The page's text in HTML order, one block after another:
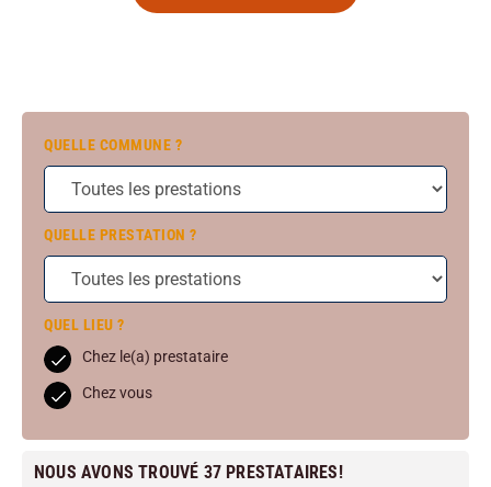
QUELLE COMMUNE ?
QUELLE PRESTATION ?
QUEL LIEU ?
Chez le(a) prestataire
Chez vous
NOUS AVONS TROUVÉ 37 PRESTATAIRES!